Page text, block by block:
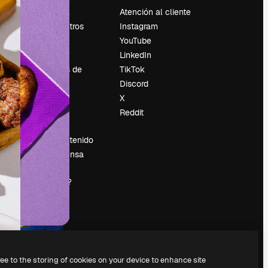
Sobre nosotros
Reviews
Empleo
Tendencias de
búsqueda
Blog
Eventos
Slidesgo
Vender contenido
Sala de prensa
¿Buscas
magnific.ai?
Atención al cliente
Instagram
YouTube
LinkedIn
TikTok
Discord
X
Reddit
to the storing of cookies on your device to enhance site